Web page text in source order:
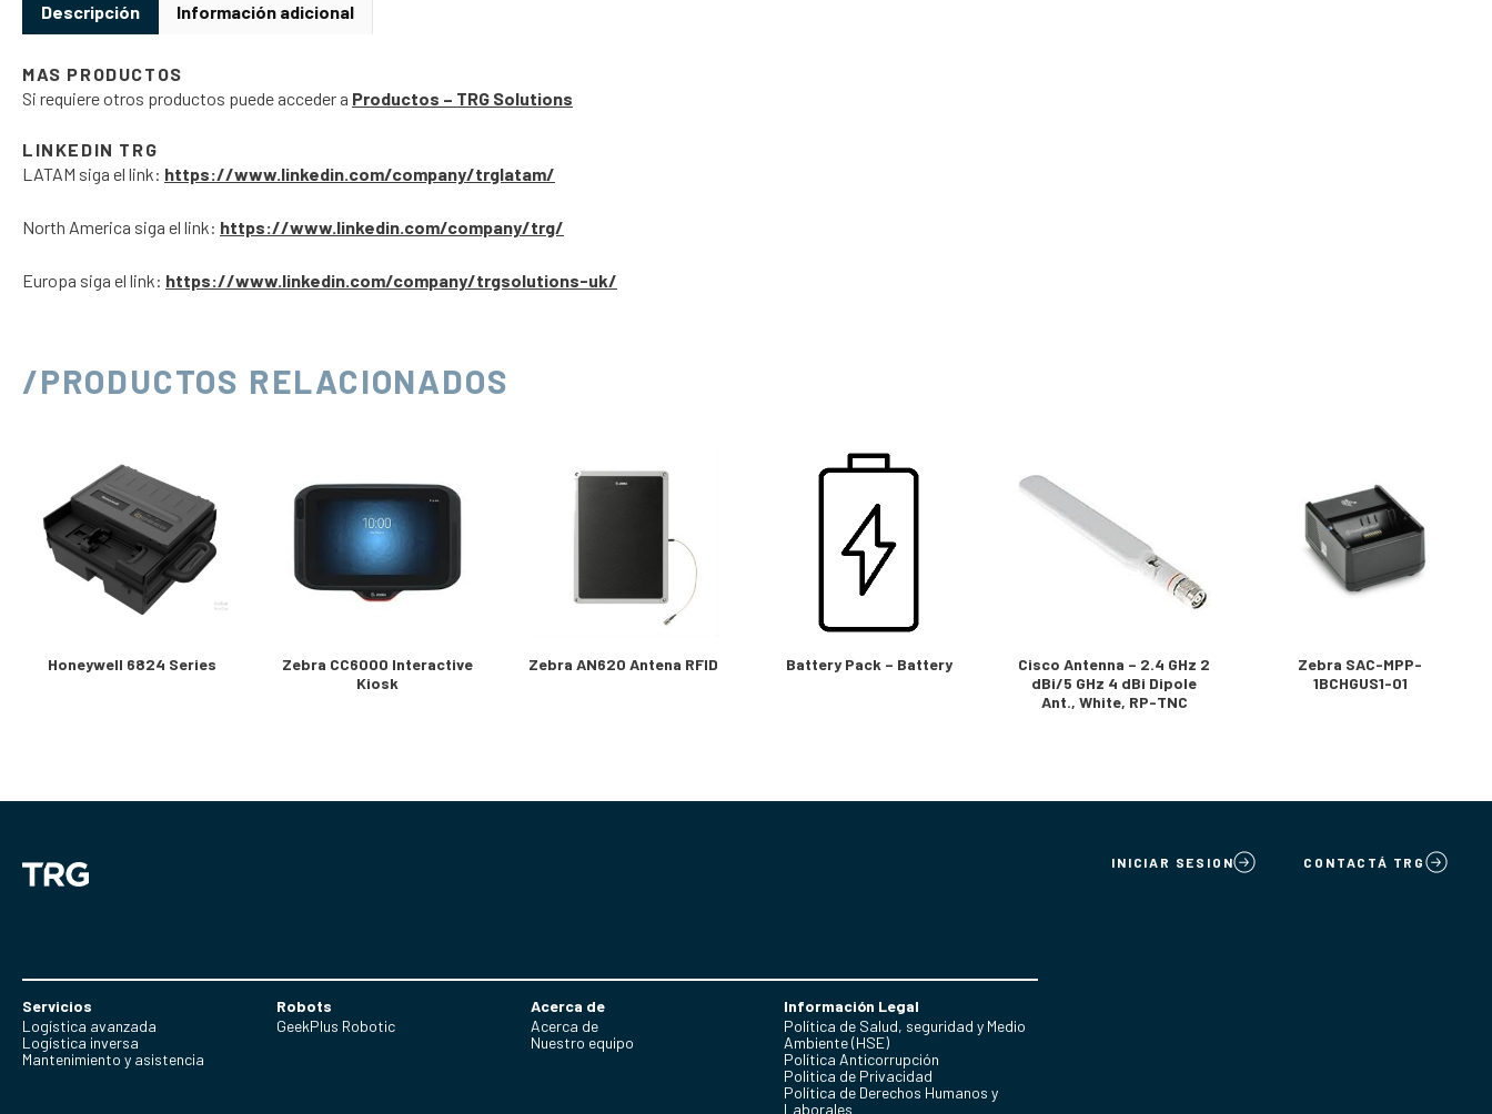
Descripción Información adicional
MAS PRODUCTOS
Si requiere otros productos puede acceder a Productos – TRG Solutions
LINKEDIN TRG
LATAM siga el link: https://www.linkedin.com/company/trglatam/
North America siga el link: https://www.linkedin.com/company/trg/
Europa siga el link: https://www.linkedin.com/company/trgsolutions-uk/
/PRODUCTOS RELACIONADOS
Honeywell 6824 Series
Zebra CC6000 Interactive
Kiosk
Zebra AN620 Antena RFID Battery Pack – Battery
Cisco Antenna – 2.4 GHz 2
dBi/5 GHz 4 dBi Dipole
Ant., White, RP-TNC
Zebra SAC-MPP-
1BCHGUS1-01
INICIAR SESION CONTACTÁ TRG
Servicios
Logística avanzada
Logística inversa
Mantenimiento y asistencia
Robots
GeekPlus Robotic
Acerca de
Acerca de
Nuestro equipo
Información Legal
Política de Salud, seguridad y Medio
Ambiente (HSE)
Política Anticorrupción
Politica de Privacidad
Política de Derechos Humanos y
Laborales